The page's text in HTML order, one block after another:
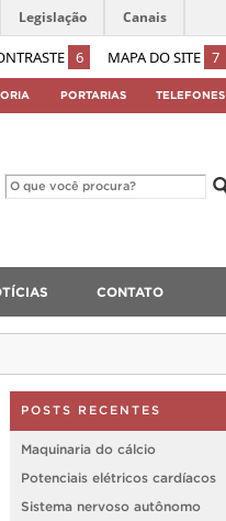
6 MAPA DO SITE 7
Legislação Canais
PORTARIAS TELEFONES
CONTATO
POSTS RECENTES
Maquinaria do cálcio
Potenciais elétricos cardíacos
Sistema nervoso autônomo